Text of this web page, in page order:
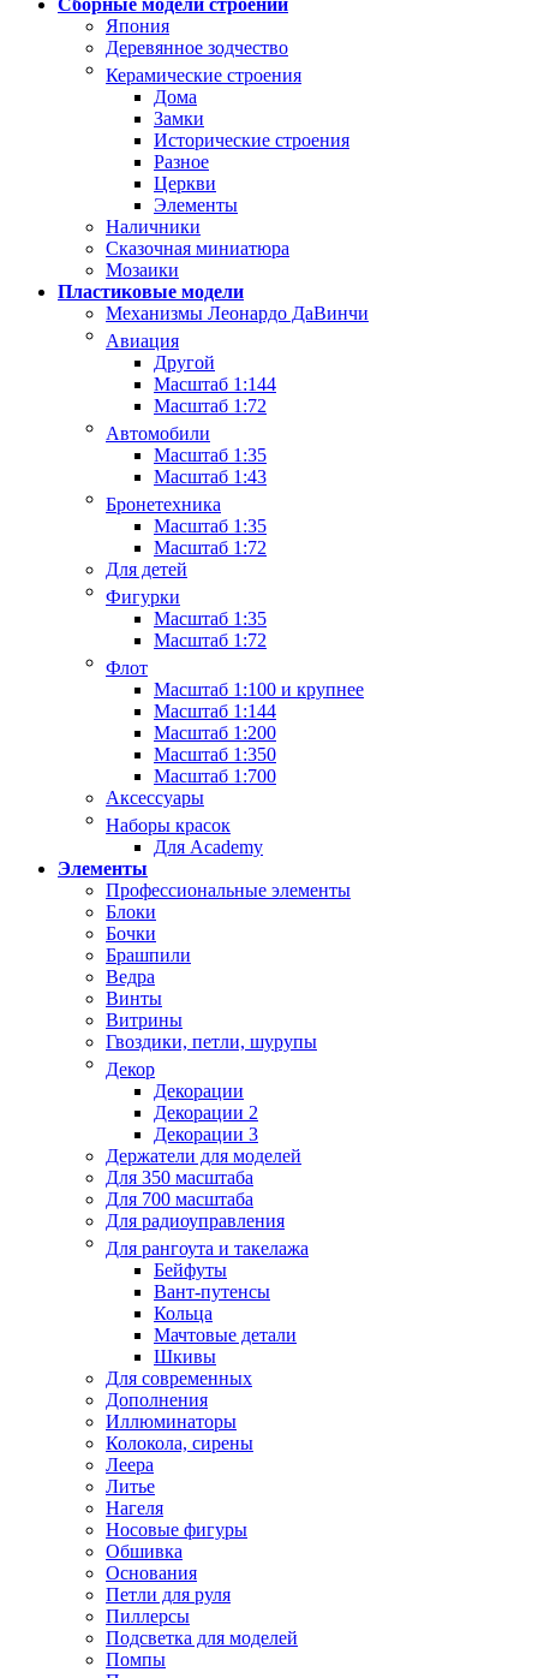
Сборные модели строений
Япония
Деревянное зодчество
Керамические строения
Дома
Замки
Исторические строения
Разное
Церкви
Элементы
Наличники
Сказочная миниатюра
Мозаики
Пластиковые модели
Механизмы Леонардо ДаВинчи
Авиация
Другой
Масштаб 1:144
Масштаб 1:72
Автомобили
Масштаб 1:35
Масштаб 1:43
Бронетехника
Масштаб 1:35
Масштаб 1:72
Для детей
Фигурки
Масштаб 1:35
Масштаб 1:72
Флот
Масштаб 1:100 и крупнее
Масштаб 1:144
Масштаб 1:200
Масштаб 1:350
Масштаб 1:700
Аксессуары
Наборы красок
Для Academy
Элементы
Профессиональные элементы
Блоки
Бочки
Брашпили
Ведра
Винты
Витрины
Гвоздики, петли, шурупы
Декор
Декорации
Декорации 2
Декорации 3
Держатели для моделей
Для 350 масштаба
Для 700 масштаба
Для радиоуправления
Для рангоута и такелажа
Бейфуты
Вант-путенсы
Кольца
Мачтовые детали
Шкивы
Для современных
Дополнения
Иллюминаторы
Колокола, сирены
Леера
Литье
Нагеля
Носовые фигуры
Обшивка
Основания
Петли для руля
Пиллерсы
Подсветка для моделей
Помпы